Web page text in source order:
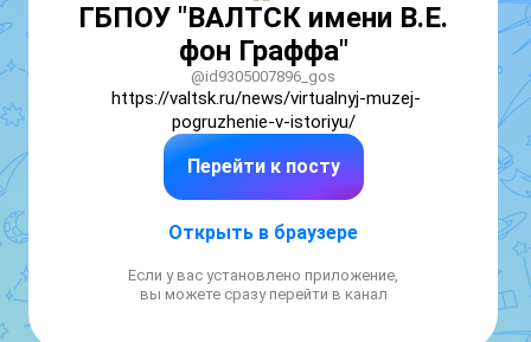
ГБПОУ "ВАЛТСК имени В.Е.
фон Граффа"
@id9305007896_gos
https://valtsk.ru/news/virtualnyj-muzej-
pogruzhenie-v-istoriyu/
Перейти к посту
Открыть в браузере
Если у вас установлено приложение,
вы можете сразу перейти в канал